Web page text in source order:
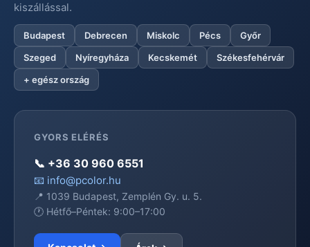
kiszállással.
Budapest Debrecen Miskolc Pécs
Győr
Szeged
Nyíregyháza Kecskemét
Székesfehérvár
+ egész ország
GYORS ELÉRÉS
📞 +36 30 960 6551
📧 info@pcolor.hu
📍 1039 Budapest, Zemplén Gy. u. 5.
🕐 Hétfő–Péntek: 9:00–17:00